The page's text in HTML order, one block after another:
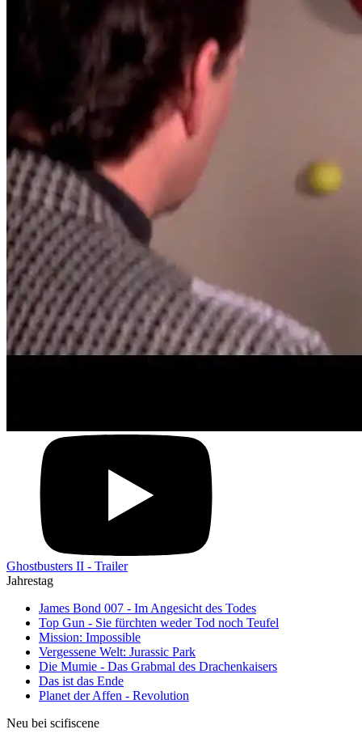
Ghostbusters II - Trailer
Jahrestag
James Bond 007 - Im Angesicht des Todes
Top Gun - Sie fürchten weder Tod noch Teufel
Mission: Impossible
Vergessene Welt: Jurassic Park
Die Mumie - Das Grabmal des Drachenkaisers
Das ist das Ende
Planet der Affen - Revolution
Neu bei scifiscene